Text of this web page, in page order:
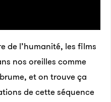
de l’humanité, les films
nos oreilles comme
et on trouve ça
de cette séquence